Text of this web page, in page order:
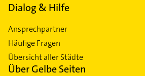
Dialog & Hilfe
Ansprechpartner
Häufige Fragen
Übersicht aller Städte
Über Gelbe Seiten